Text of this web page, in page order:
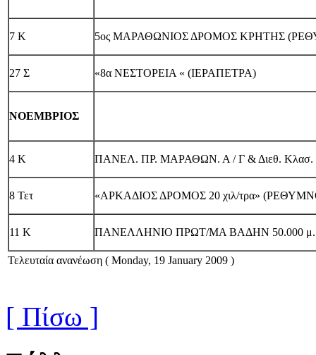
7 Κ 5ος ΜΑΡΑΘΩΝΙΟΣ ΔΡΟΜΟΣ ΚΡΗΤΗΣ
27 Σ «8α ΝΕΣΤΟΡΕΙΑ « (ΙΕΡΑΠΕΤΡΑ)
ΝΟΕΜΒΡΙΟΣ
4 Κ ΠΑΝΕΛ. ΠΡ. ΜΑΡΑΘΩΝ. Α / Γ & Διεθ.
8 Τετ «ΑΡΚΑΔΙΟΣ ΔΡΟΜΟΣ 20 χιλ/τρα»
11 Κ ΠΑΝΕΛΛΗΝΙΟ ΠΡΩΤ/ΜΑ ΒΑΔΗΝ 50.000
Τελευταία ανανέωση ( Monday, 19 January 2009 )
[ Πίσω ]